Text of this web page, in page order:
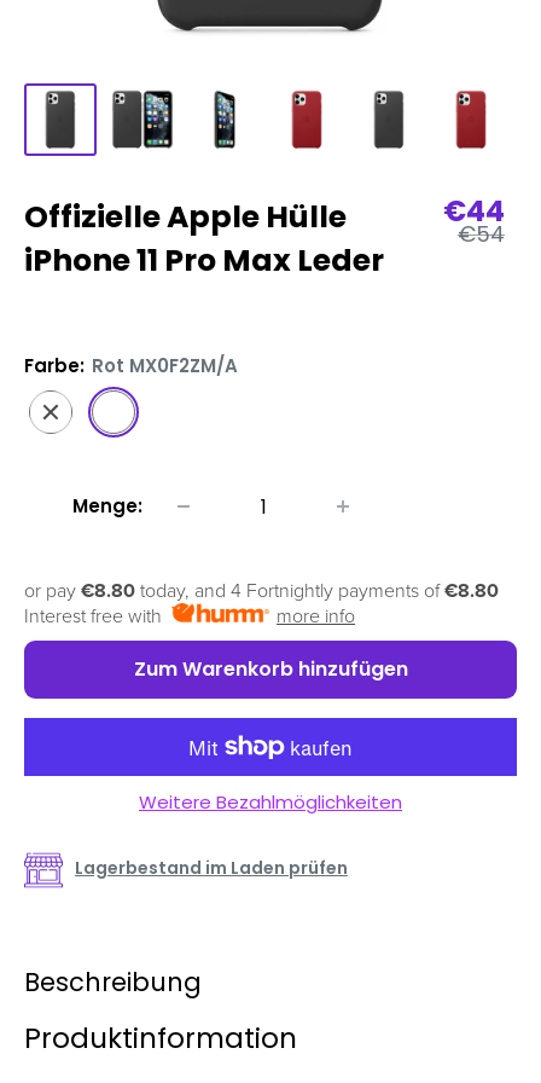
Offizielle Apple Hülle
iPhone 11 Pro Max Leder
€44
€54
Farbe: Rot MX0F2ZM/A
Schwarz
MX0E2ZM/A
Rot
MX0F2ZM/A
Menge:
or pay €8.80 today, and 4 Fortnightly payments of€8.80
Interest free with
more info
Zum Warenkorb hinzufügen
Weitere Bezahlmöglichkeiten
Lagerbestand im Laden prüfen
Beschreibung
Produktinformation